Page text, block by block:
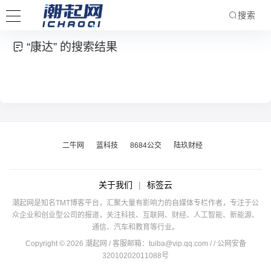
搜索
“康达” 的搜索结果
二牛网 蓝科技 8684公交 陆玖财经
关于我们 | 标签云
潮起网是知名TMT博客平台，汇聚大量有影响力的自媒体专栏作者，专注于公
众企业和创业型公司的报道，关注科技、互联网、财经、人工智能、新能源、
通信、汽车和教育等行业。
Copyright © 2026 潮起网 / 客服邮箱： tuiba@vip.qq.com / / 公网安备
32010202011088号